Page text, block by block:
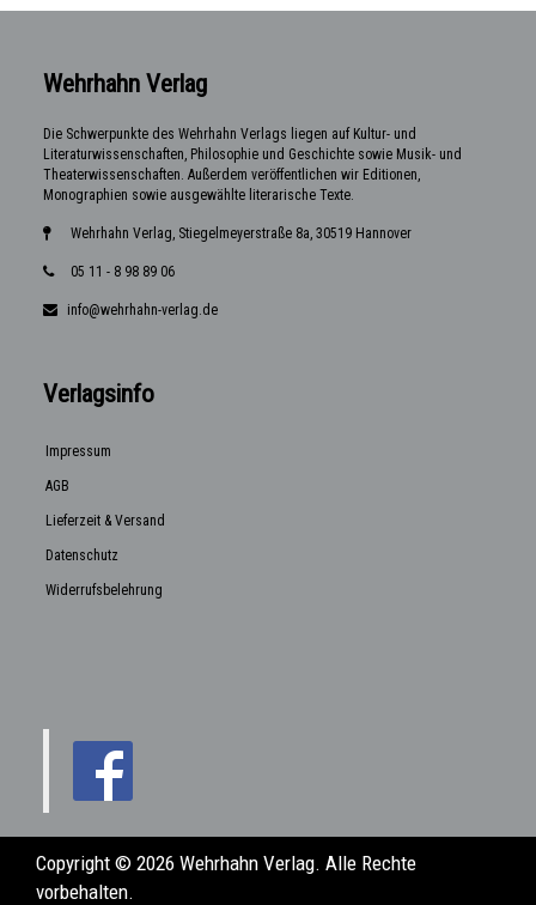
Wehrhahn Verlag
Die Schwerpunkte des Wehrhahn Verlags liegen auf Kultur- und
Literaturwissenschaften, Philosophie und Geschichte sowie Musik- und
Theaterwissenschaften. Außerdem veröffentlichen wir Editionen,
Monographien sowie ausgewählte literarische Texte.
Wehrhahn Verlag, Stiegelmeyerstraße 8a, 30519 Hannover
05 11 - 8 98 89 06
info@wehrhahn-verlag.de
Verlagsinfo
Impressum
AGB
Lieferzeit & Versand
Datenschutz
Widerrufsbelehrung
Copyright © 2026 Wehrhahn Verlag. Alle Rechte
vorbehalten.